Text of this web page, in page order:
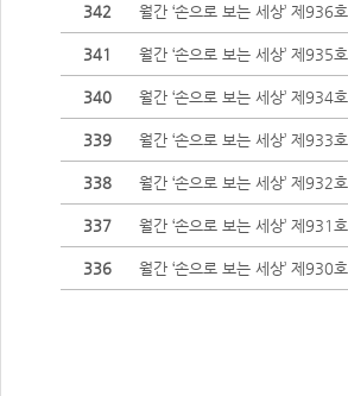
342 월간 ‘손으로 보는 세상’ 제936호
341 월간 ‘손으로 보는 세상’ 제935호
340 월간 ‘손으로 보는 세상’ 제934호
339 월간 ‘손으로 보는 세상’ 제933호
338 월간 ‘손으로 보는 세상’ 제932호
337 월간 ‘손으로 보는 세상’ 제931호
336 월간 ‘손으로 보는 세상’ 제930호